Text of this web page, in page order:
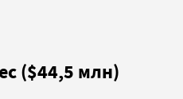
($44,5 млн)